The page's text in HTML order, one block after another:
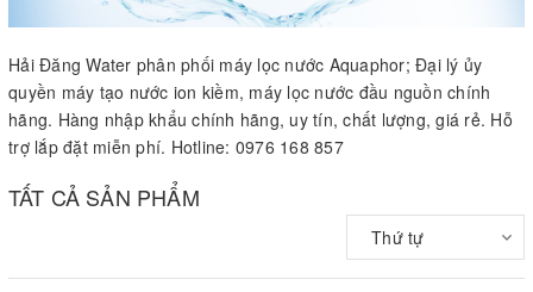
Hải Đăng Water phân phối máy lọc nước Aquaphor; Đại lý ủy
quyền máy tạo nước ion kiềm, máy lọc nước đầu nguồn chính
hãng. Hàng nhập khẩu chính hãng, uy tín, chất lượng, giá rẻ. Hỗ
trợ lắp đặt miễn phí. Hotline: 0976 168 857
TẤT CẢ SẢN PHẨM
Thứ tự